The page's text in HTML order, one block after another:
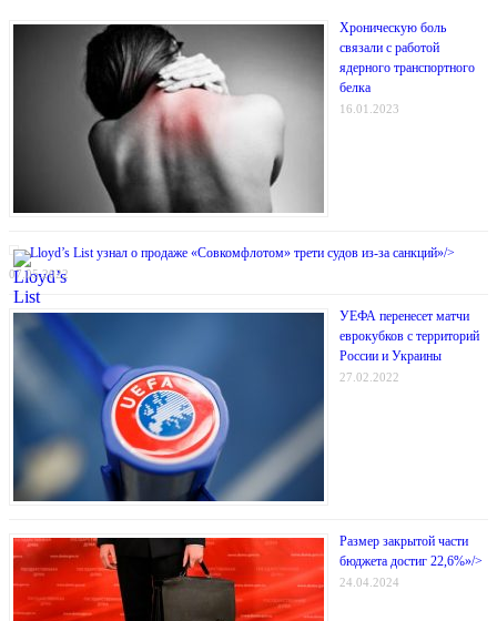
Хроническую боль
связали с работой
ядерного транспортного
белка
16.01.2023
Lloyd’s List узнал о продаже «Совкомфлотом» трети судов из-за санкций»/>
07.05.2022
УЕФА перенесет матчи
еврокубков с территорий
России и Украины
27.02.2022
Размер закрытой части
бюджета достиг 22,6%»/>
24.04.2024